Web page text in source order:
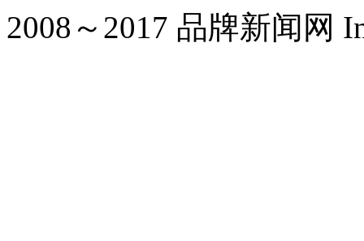
2008～2017 品牌新闻网